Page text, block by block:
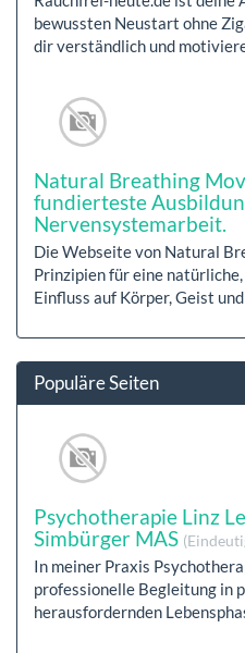
bewussten Neustart ohne
dir verständlich und
Natural Breathing
fundierteste
Nervensystemarbeit.
Die Webseite von Natural
Prinzipien für eine
Einfluss auf Körper, Geist
Populäre Seiten
Psychotherapie Linz
Simbürger MAS
In meiner Praxis
professionelle Begleitung in
herausfordernden